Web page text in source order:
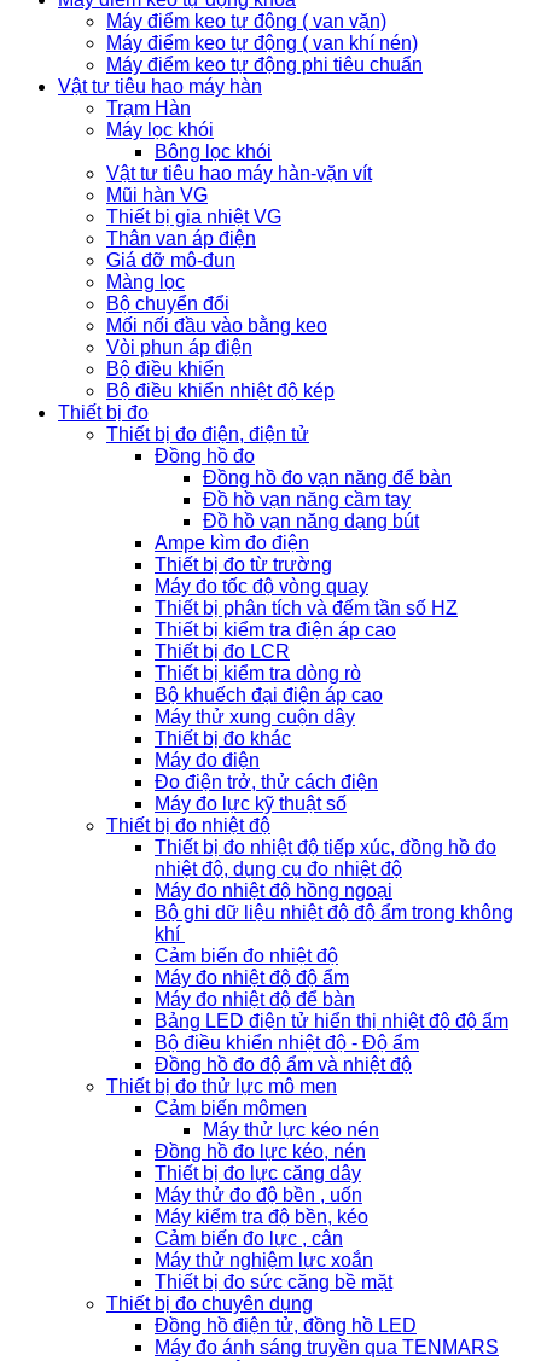
Máy điểm keo tự động ( van vặn)
Máy điểm keo tự động ( van khí nén)
Máy điểm keo tự động phi tiêu chuẩn
Vật tư tiêu hao máy hàn
Trạm Hàn
Máy lọc khói
Bông lọc khói
Vật tư tiêu hao máy hàn-vặn vít
Mũi hàn VG
Thiết bị gia nhiệt VG
Thân van áp điện
Giá đỡ mô-đun
Màng lọc
Bộ chuyển đổi
Mối nối đầu vào bằng keo
Vòi phun áp điện
Bộ điều khiển
Bộ điều khiển nhiệt độ kép
Thiết bị đo
Thiết bị đo điện, điện tử
Đồng hồ đo
Đồng hồ đo vạn năng để bàn
Đồ hồ vạn năng cầm tay
Đồ hồ vạn năng dạng bút
Ampe kìm đo điện
Thiết bị đo từ trường
Máy đo tốc độ vòng quay
Thiết bị phân tích và đếm tần số HZ
Thiết bị kiểm tra điện áp cao
Thiết bị đo LCR
Thiết bị kiểm tra dòng rò
Bộ khuếch đại điện áp cao
Máy thử xung cuộn dây
Thiết bị đo khác
Máy đo điện
Đo điện trở, thử cách điện
Máy đo lực kỹ thuật số
Thiết bị đo nhiệt độ
Thiết bị đo nhiệt độ tiếp xúc, đồng hồ đo
nhiệt độ, dụng cụ đo nhiệt độ
Máy đo nhiệt độ hồng ngoại
Bộ ghi dữ liệu nhiệt độ độ ẩm trong không
khí
Cảm biến đo nhiệt độ
Máy đo nhiệt độ độ ẩm
Máy đo nhiệt độ để bàn
Bảng LED điện tử hiển thị nhiệt độ độ ẩm
Bộ điều khiển nhiệt độ - Độ ẩm
Đồng hồ đo độ ẩm và nhiệt độ
Thiết bị đo thử lực mô men
Cảm biến mômen
Máy thử lực kéo nén
Đồng hồ đo lực kéo, nén
Thiết bị đo lực căng dây
Máy thử đo độ bền , uốn
Máy kiểm tra độ bền, kéo
Cảm biến đo lực , cân
Máy thử nghiệm lực xoắn
Thiết bị đo sức căng bề mặt
Thiết bị đo chuyên dụng
Đồng hồ điện tử, đồng hồ LED
Máy đo ánh sáng truyền qua TENMARS